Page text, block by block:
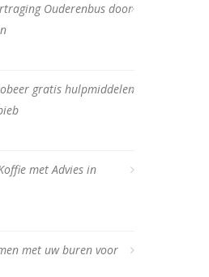
Ouderenbus door
gratis hulpmiddelen
met Advies in
met uw buren voor